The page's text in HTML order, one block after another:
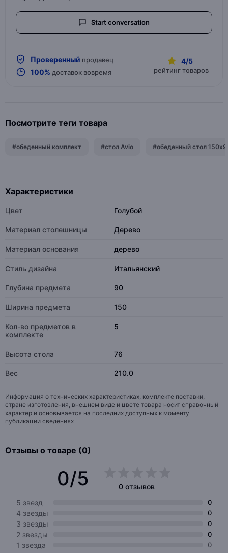
Start conversation
Проверенный продавец
100% доставок вовремя
4/5
рейтинг товаров
Посмотрите теги товара
#обеденный комплект #стол Avio #обеденный стол
Характеристики
Цвет Голубой
Материал столешницы Дерево
Материал основания дерево
Стиль дизайна Итальянский
Глубина предмета 90
Ширина предмета 150
Кол-во предметов в
комплекте
5
Высота стола 76
Вес 210.0
Информация о технических характеристиках, комплекте поставки,
стране изготовления, внешнем виде и цвете товара носит справочный
характер и основывается на последних доступных к моменту
публикации сведениях
Отзывы о товаре (0)
0/5
0 отзывов
5 звезд
0
4 звезды 0
3 звезды 0
2 звезды 0
1 звезда 0